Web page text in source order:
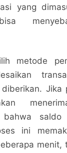
yang
metode
Jika
bahwa
ini
menit,